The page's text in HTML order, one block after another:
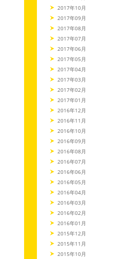
2017年10月
2017年09月
2017年08月
2017年07月
2017年06月
2017年05月
2017年04月
2017年03月
2017年02月
2017年01月
2016年12月
2016年11月
2016年10月
2016年09月
2016年08月
2016年07月
2016年06月
2016年05月
2016年04月
2016年03月
2016年02月
2016年01月
2015年12月
2015年11月
2015年10月